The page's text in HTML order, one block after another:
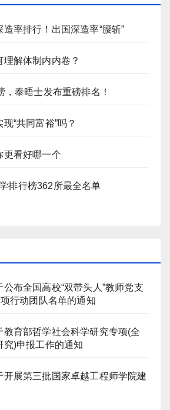
率排行！出国深造率“腰斩”
解体制内内卷？
，泰晤士发布重磅排名！
“共同富裕”吗？
更看好哪一个
排行榜362所最全名单
布全国高校“双带头人”教师党支
行动团队名单的通知
教育部哲学社会科学研究专项(全
究)申报工作的通知
开展第三批国家卓越工程师学院建